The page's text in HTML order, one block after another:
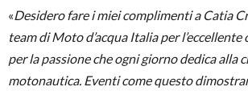
«Desidero fare i miei complimenti a Catia
team di Moto d’acqua Italia per l’eccellente
per la passione che ogni giorno dedica alla
motonautica. Eventi come questo